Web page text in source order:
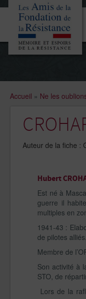
Accueil » Ne les
Auteur de la fiche :
Hubert
Est né à
guerre il
multiples en
1941-43 :
de pilotes alliés.
Membre de
Son activité à
STO, de
Lors de la
Panneau de gestion des